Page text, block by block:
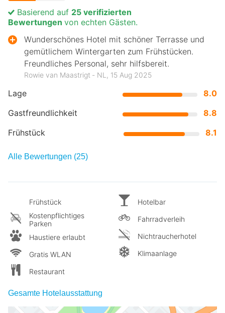
Lage
8.0
Gastfreundlichkeit
8.8
Frühstück
8.1
Basierend auf 25 verifizierten
Bewertungen von echten Gästen.
Wunderschönes Hotel mit schöner Terrasse und
gemütlichem Wintergarten zum Frühstücken.
Freundliches Personal, sehr hilfsbereit.
Rowie van Maastrigt ‐ NL, 15 Aug 2025
Alle Bewertungen (25)
Frühstück
Kostenpflichtiges
Parken
Haustiere erlaubt
Gratis WLAN
Restaurant
Hotelbar
Fahrradverleih
Nichtraucherhotel
Klimaanlage
Gesamte Hotelausstattung